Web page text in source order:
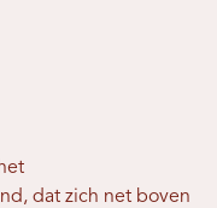
dat zich net boven